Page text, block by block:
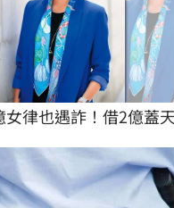
女律也遇詐！借2億蓋